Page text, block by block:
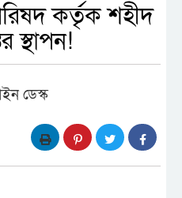
কর্তৃক শহীদ
স্থাপন!
ডেস্ক